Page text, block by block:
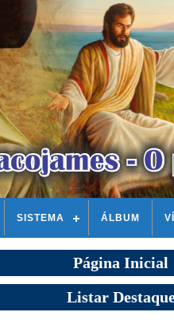
SISTEMA ÁLBUM
Página Inicial
Listar